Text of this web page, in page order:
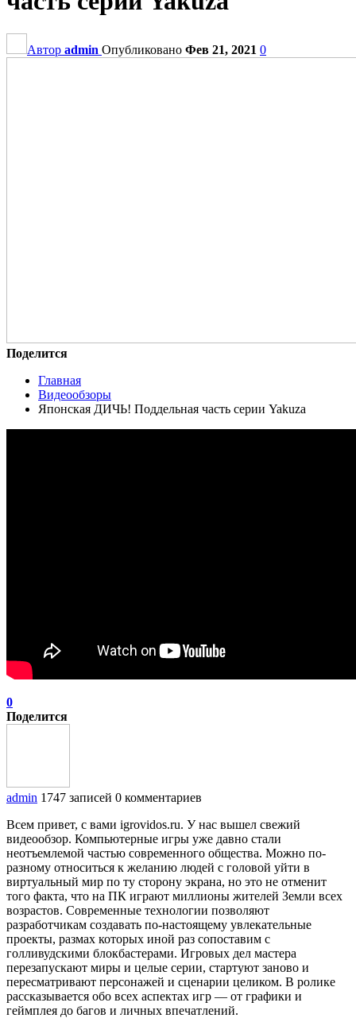
Автор admin Опубликовано Фев 21, 2021 0
Поделится
Главная
Видеообзоры
Японская ДИЧЬ! Поддельная часть серии Yakuza
0
Поделится
admin 1747 записей 0 комментариев
Всем привет, с вами igrovidos.ru. У нас вышел свежий
видеообзор. Компьютерные игры уже давно стали
неотъемлемой частью современного общества. Можно по-
разному относиться к желанию людей с головой уйти в
виртуальный мир по ту сторону экрана, но это не отменит
того факта, что на ПК играют миллионы жителей Земли всех
возрастов. Современные технологии позволяют
разработчикам создавать по-настоящему увлекательные
проекты, размах которых иной раз сопоставим с
голливудскими блокбастерами. Игровых дел мастера
перезапускают миры и целые серии, стартуют заново и
пересматривают персонажей и сценарии целиком. В ролике
рассказывается обо всех аспектах игр — от графики и
геймплея до багов и личных впечатлений.